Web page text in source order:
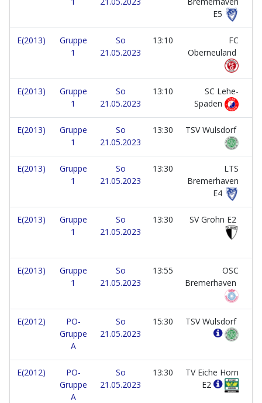
E5
E(2013)
Gruppe
1
So
21.05.2023
13:10
FC
Oberneuland
E(2013)
Gruppe
1
So
21.05.2023
13:10
SC Lehe-
Spaden
E(2013)
Gruppe
1
So
21.05.2023
13:30 TSV Wulsdorf
E(2013)
Gruppe
1
So
21.05.2023
13:30
LTS
Bremerhaven
E4
E(2013)
Gruppe
1
So
21.05.2023
13:30 SV Grohn E2
E(2013)
Gruppe
1
So
21.05.2023
13:55
OSC
Bremerhaven
E(2012)
PO-
Gruppe
A
So
21.05.2023
15:30 TSV Wulsdorf
E(2012)
PO-
Gruppe
A
So
21.05.2023
13:30
TV Eiche Horn
E2